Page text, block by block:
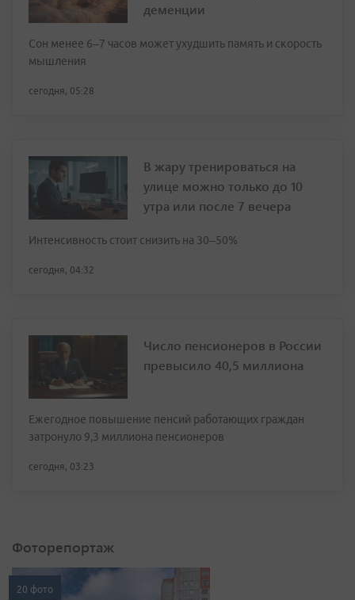
деменции
Сон менее 6–7 часов может ухудшить память и скорость
мышления
сегодня, 05:28
В жару тренироваться на
улице можно только до 10
утра или после 7 вечера
Интенсивность стоит снизить на 30–50%
сегодня, 04:32
Число пенсионеров в России
превысило 40,5 миллиона
Ежегодное повышение пенсий работающих граждан
затронуло 9,3 миллиона пенсионеров
сегодня, 03:23
Фоторепортаж
20 фото